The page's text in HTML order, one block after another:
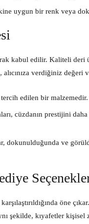
uygun bir renk veya
kabul edilir. Kaliteli
verdiğiniz
edilen bir
cüzdanın prestijini
dokunulduğunda ve
öne
şekilde, kıyafetler